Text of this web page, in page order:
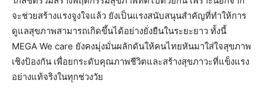
จะช่วยสร้างแรงจูงใจแล้ว ยังเป็นแรงสนับสนุนสำคัญที่ทำให้การ
ดูแลสุขภาพสามารถเกิดขึ้นได้อย่างยั่งยืนในระยะยาว ทั้งนี้
MEGA We care ยังคงมุ่งมั่นผลักดันให้คนไทยหันมาใส่ใจสุขภาพ
เชิงป้องกัน เพื่อยกระดับคุณภาพชีวิตและสร้างสุขภาวะที่แข็งแรง
อย่างแท้จริงในทุกช่วงวัย